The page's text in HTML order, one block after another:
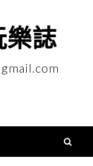
樂誌